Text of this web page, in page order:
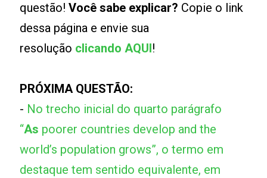
questão!Você sabe explicar? Copie o link
dessa página e envie sua
resolução clicando AQUI!
PRÓXIMA QUESTÃO:
- No trecho inicial do quarto parágrafo
“As poorer countries develop and the
world’s population grows”, o termo em
destaque tem sentido equivalente, em